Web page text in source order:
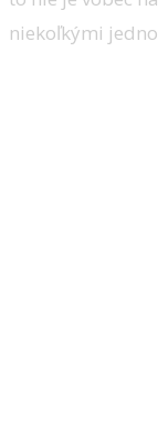
niekoľkými